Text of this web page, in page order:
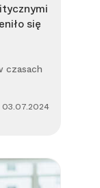
się
czasach
03.07.2024